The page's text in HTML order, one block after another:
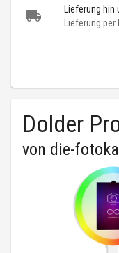
Lieferung hin
Lieferung
Dolder
von die-